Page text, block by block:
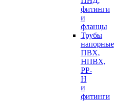
фитинги
и
фланцы
Трубы
напорные
ПВХ,
НПВХ,
PP-
H
и
фитинги